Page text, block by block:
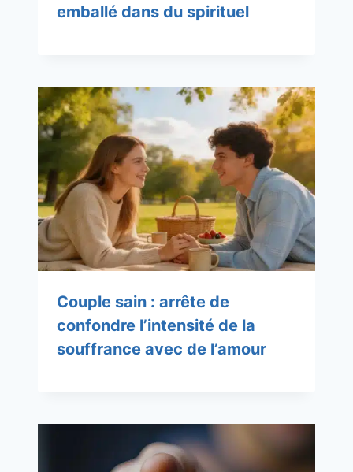
emballé dans du spirituel
Couple sain : arrête de
confondre l’intensité de la
souffrance avec de l’amour